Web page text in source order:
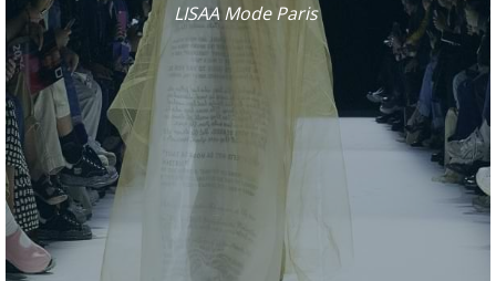
LISAA Mode Paris